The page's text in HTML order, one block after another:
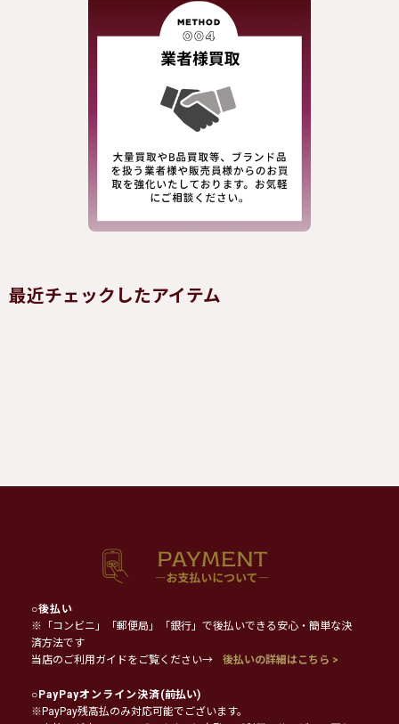
最近チェックしたアイテム
○後払い
※「コンビニ」「郵便局」「銀行」で後払いできる安心・簡単な決
済方法です
当店のご利用ガイドをご覧ください→
後払いの詳細はこちら >
○PayPayオンライン決済(前払い)
※PayPay残高払のみ対応可能でございます。